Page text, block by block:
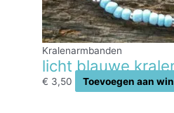
Kralenarmbanden
licht blauwe
€ 3,50 Toevoegen aan